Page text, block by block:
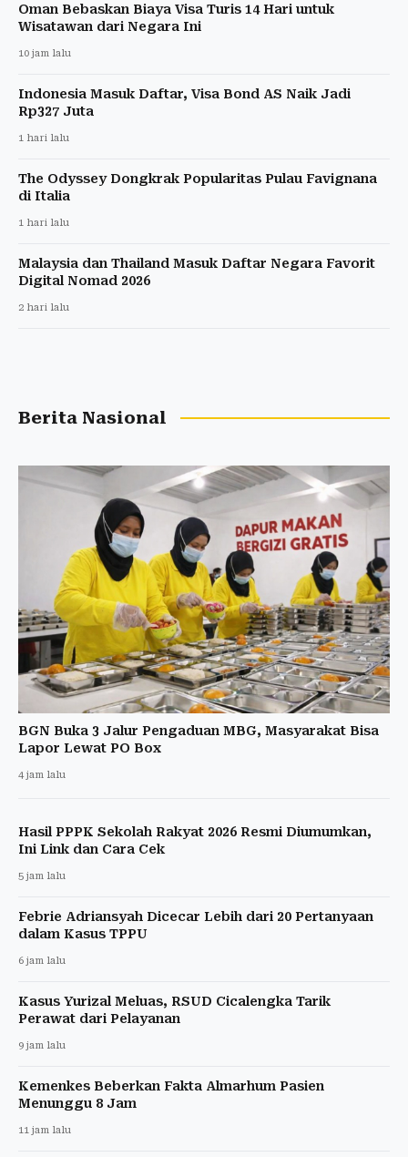
Oman Bebaskan Biaya Visa Turis 14 Hari untuk
Wisatawan dari Negara Ini
10 jam lalu
Indonesia Masuk Daftar, Visa Bond AS Naik Jadi
Rp327 Juta
1 hari lalu
The Odyssey Dongkrak Popularitas Pulau Favignana
di Italia
1 hari lalu
Malaysia dan Thailand Masuk Daftar Negara Favorit
Digital Nomad 2026
2 hari lalu
Berita Nasional
BGN Buka 3 Jalur Pengaduan MBG, Masyarakat Bisa
Lapor Lewat PO Box
4 jam lalu
Hasil PPPK Sekolah Rakyat 2026 Resmi Diumumkan,
Ini Link dan Cara Cek
5 jam lalu
Febrie Adriansyah Dicecar Lebih dari 20 Pertanyaan
dalam Kasus TPPU
6 jam lalu
Kasus Yurizal Meluas, RSUD Cicalengka Tarik
Perawat dari Pelayanan
9 jam lalu
Kemenkes Beberkan Fakta Almarhum Pasien
Menunggu 8 Jam
11 jam lalu